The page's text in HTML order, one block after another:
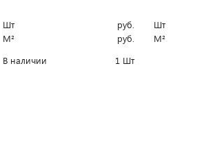
Шт
руб.
М²
руб.
В наличии
1 Шт
Шт
М²